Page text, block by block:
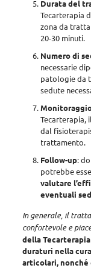
Durata del
Tecarterapia
zona da
20-30 minuti.
Numero di
necessarie
patologie da
sedute
Tecarterapia,
dal
trattamento.
Follow-up:
potrebbe
valutare
eventuali
In generale, il
confortevole e
della
duraturi nella
articolari,